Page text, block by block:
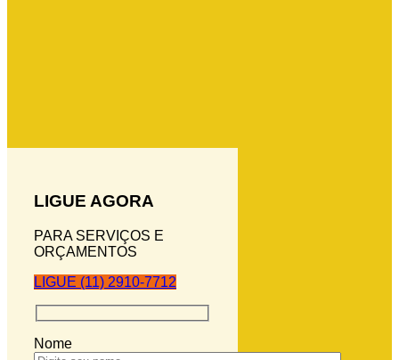
LIGUE AGORA
PARA SERVIÇOS E
ORÇAMENTOS
LIGUE (11) 2910-7712
Nome